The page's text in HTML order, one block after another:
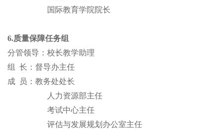
国际教育学院院长
6.质量保障任务组
分管领导： 校长教学助理
组 长：督导办主任
成
员：教务处处长
人力资源部主任
考试中心主任
评估与发展规划办公室主任